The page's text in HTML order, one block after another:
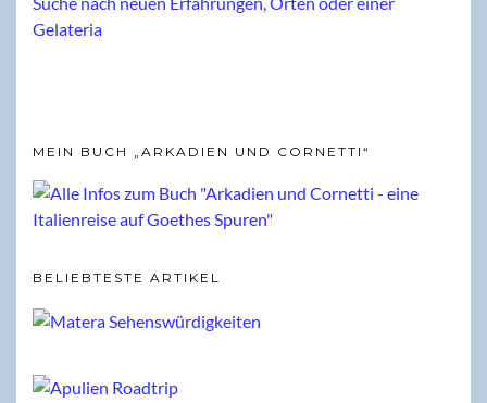
MEIN BUCH „ARKADIEN UND CORNETTI“
BELIEBTESTE ARTIKEL